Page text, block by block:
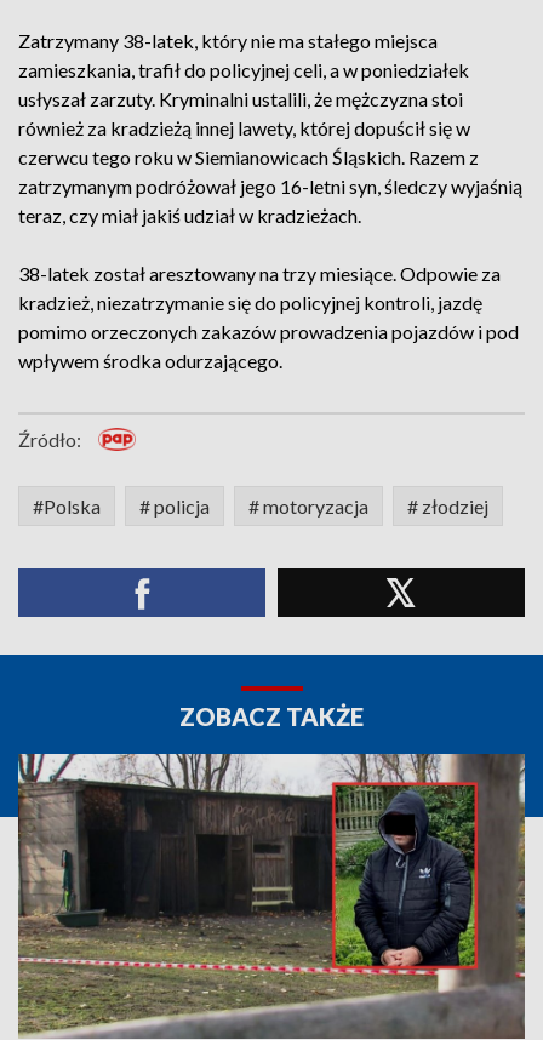
Zatrzymany 38-latek, który nie ma stałego miejsca
zamieszkania, trafił do policyjnej celi, a w poniedziałek
usłyszał zarzuty. Kryminalni ustalili, że mężczyzna stoi
również za kradzieżą innej lawety, której dopuścił się w
czerwcu tego roku w Siemianowicach Śląskich. Razem z
zatrzymanym podróżował jego 16-letni syn, śledczy wyjaśnią
teraz, czy miał jakiś udział w kradzieżach.
38-latek został aresztowany na trzy miesiące. Odpowie za
kradzież, niezatrzymanie się do policyjnej kontroli, jazdę
pomimo orzeczonych zakazów prowadzenia pojazdów i pod
wpływem środka odurzającego.
Źródło:
#Polska # policja # motoryzacja # złodziej
ZOBACZ TAKŻE